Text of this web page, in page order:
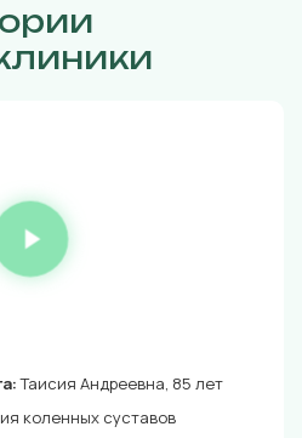
Таисия Андреевна, 85 лет
коленных суставов